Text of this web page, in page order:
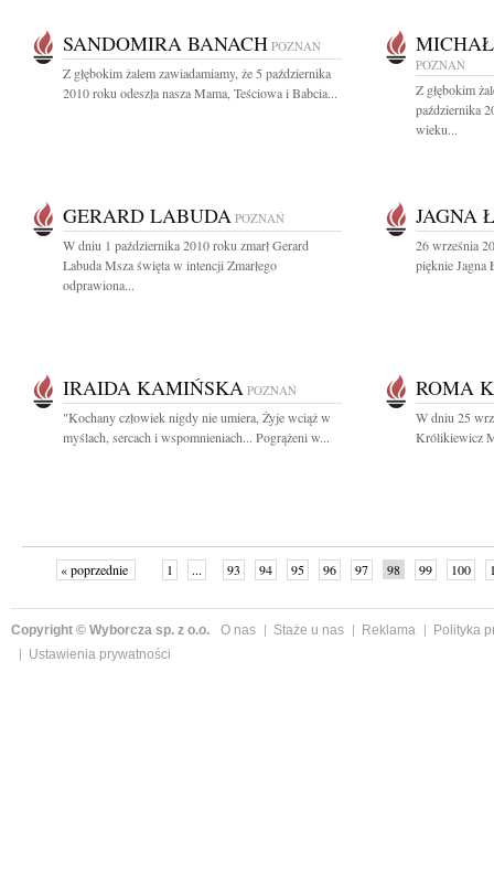
SANDOMIRA BANACH POZNAŃ
Z głębokim żalem zawiadamiamy, że 5 października
2010 roku odeszła nasza Mama, Teściowa i Babcia...
POZNAŃ
Z głębokim
października
wieku...
GERARD LABUDA POZNAŃ
W dniu 1 października 2010 roku zmarł Gerard
Labuda Msza święta w intencji Zmarłego
odprawiona...
JAGNA
26 września
pięknie Jagna
IRAIDA KAMIŃSKA POZNAŃ
"Kochany człowiek nigdy nie umiera, Żyje wciąż w
myślach, sercach i wspomnieniach... Pogrążeni w...
ROMA
W dniu 25
Królikiewicz
« poprzednie 1 ... 93 94 95 96 97 98 99 100
Copyright © Wyborcza sp. z o.o. O nas Staże u nas Reklama
Polityka
Ustawienia prywatności